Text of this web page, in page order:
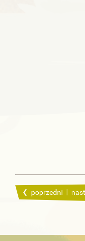
poprzedni |